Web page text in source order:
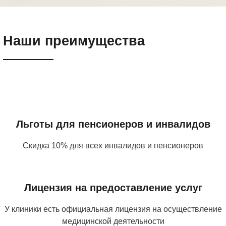
Наши преимущества
Льготы для пенсионеров и инвалидов
Скидка 10% для всех инвалидов и пенсионеров
Лицензия на предоставление услуг
У клиники есть официальная лицензия на осуществление
медицинской деятельности